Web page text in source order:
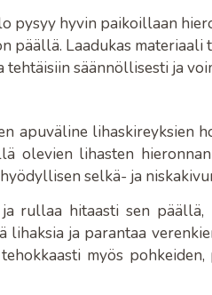
pysyy hyvin paikoillaan
Laadukas materiaali
säännöllisesti ja
apuväline lihaskireyksien
olevien lihasten
selkä- ja
rullaa hitaasti sen päällä,
ja parantaa
myös